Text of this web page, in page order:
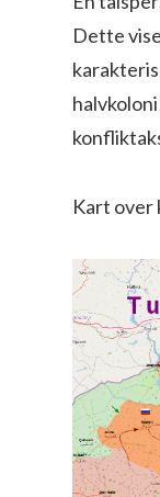
Dette
Kart over